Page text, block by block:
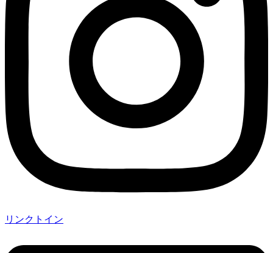
リンクトイン